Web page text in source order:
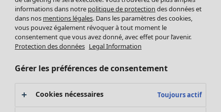
Vêtements de bain
Basics
Soldes Mobilier
Bonnes affaires déco
Décoration
Textiles
Tapis
Éponge
informations dans notre politique de protection des données et
dans nos mentions légales. Dans les paramètres des cookies,
vous pouvez également révoquer à tout moment le
consentement que vous avez donné, avec effet pour l’avenir.
Protection des données Legal Information
Gérer les préférences de consentement
Cookies nécessaires Toujours actif